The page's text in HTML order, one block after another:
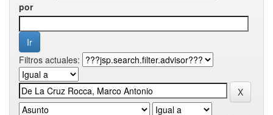
por
Filtros actuales: